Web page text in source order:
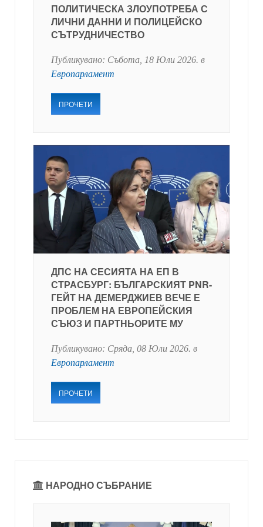
ПОЛИТИЧЕСКА ЗЛОУПОТРЕБА С
ЛИЧНИ ДАННИ И ПОЛИЦЕЙСКО
СЪТРУДНИЧЕСТВО
Публикувано: Събота, 18 Юли 2026. в
Европарламент
ПРОЧЕТИ
ДПС НА СЕСИЯТА НА ЕП В
СТРАСБУРГ: БЪЛГАРСКИЯТ PNR-
ГЕЙТ НА ДЕМЕРДЖИЕВ ВЕЧЕ Е
ПРОБЛЕМ НА ЕВРОПЕЙСКИЯ
СЪЮЗ И ПАРТНЬОРИТЕ МУ
Публикувано: Сряда, 08 Юли 2026. в
Европарламент
ПРОЧЕТИ
НАРОДНО СЪБРАНИЕ